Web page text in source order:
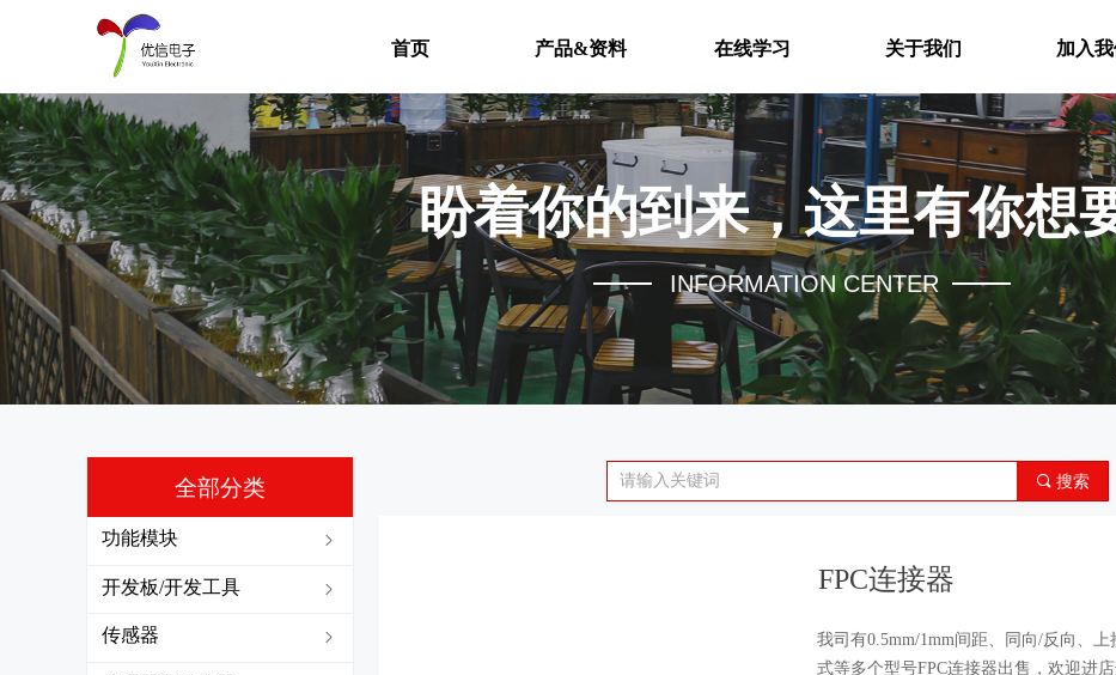
首页 产品&资料 在线学习 关于我们 加入我
盼着你的到来，这里有你想
INFORMATION CENTER
끠 搜索
FPC连接器
我司有0.5mm/1mm间距、同向/反向、
式等多个型号FPC连接器出售，欢迎进
全部分类
ꁇ
功能模块
ꁇ
开发板/开发工具
ꁇ
传感器